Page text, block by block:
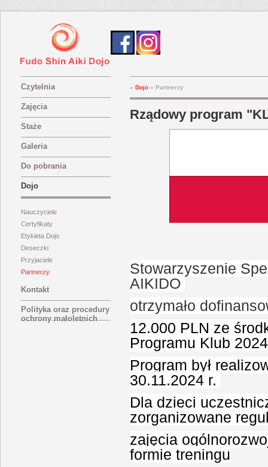
Czytelnia
Zajęcia
Staże
Galeria
Do pobrania
Dojo
Nauczyciele
Certyfikaty
Etykieta Dojo
Deseczki
Przyjaciele
Partnerzy
Kontakt
Polityka oraz procedury
ochrony małoletnich
» Dojo » Partnerzy
Rządowy program
Stowarzyszenie
AIKIDO
otrzymało
12.000 PLN ze
Programu Klub
Program był
30.11.2024 r.
Dla dzieci
zorganizowane
zajęcia
formie treningu